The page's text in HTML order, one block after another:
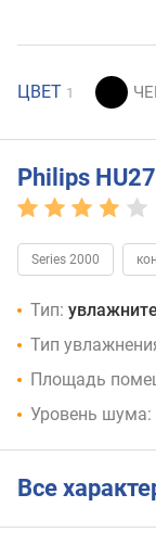
ЦВЕТ 1
Philips
Series 2000
Тип:
Тип
Площадь
Уровень шума:
Все